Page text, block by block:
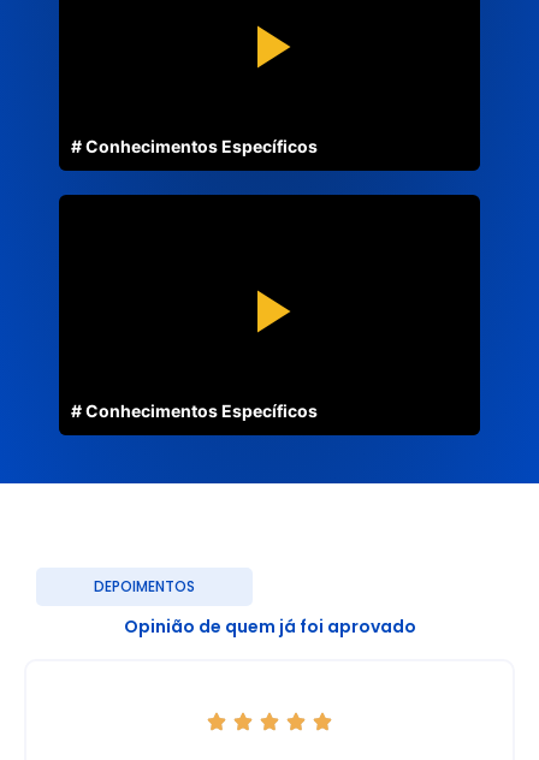
# Conhecimentos Específicos
# Conhecimentos Específicos
DEPOIMENTOS
Opinião de quem já foi aprovado